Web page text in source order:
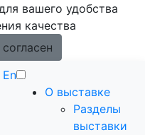
вашего удобства
качества
En
О выставке
Разделы
выставки